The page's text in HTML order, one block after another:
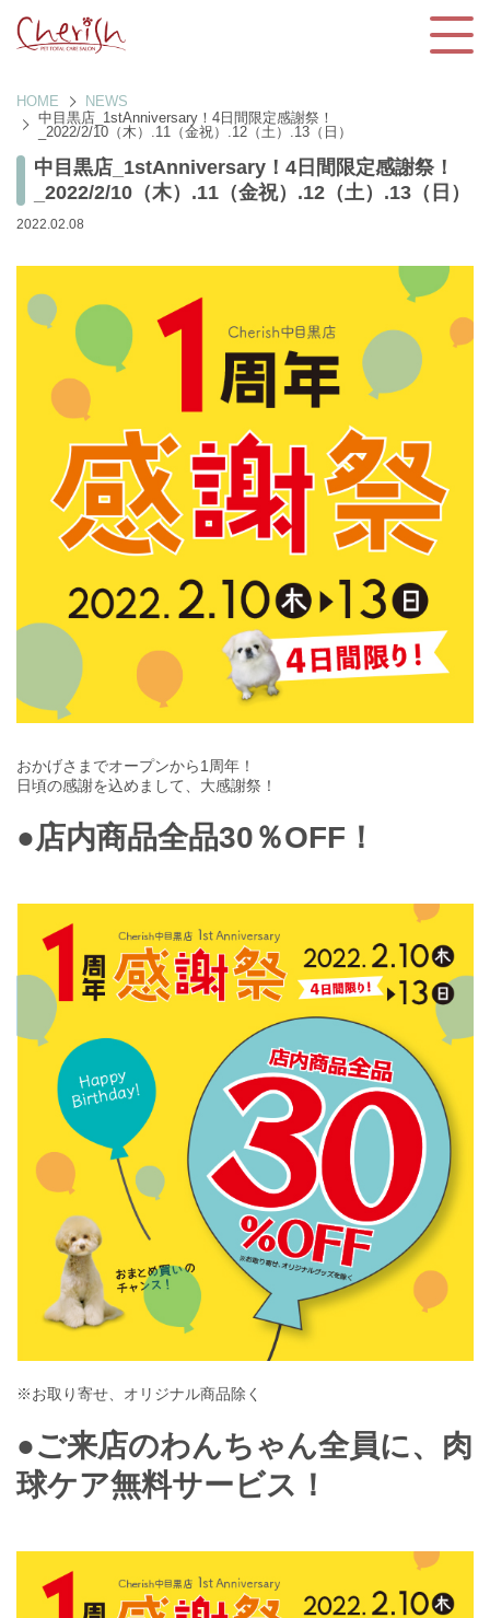
HOME
NEWS
中目黒店_1stAnniversary！4日間限定感謝祭！
_2022/2/10（木）.11（金祝）.12（土）.13（日）
中目黒店_1stAnniversary！4日間限定感謝祭！
_2022/2/10（木）.11（金祝）.12（土）.13（日）
2022.02.08
おかげさまでオープンから1周年！
日頃の感謝を込めまして、大感謝祭！
●店内商品全品30％OFF！
※お取り寄せ、オリジナル商品除く
●ご来店のわんちゃん全員に、肉
球ケア無料サービス！